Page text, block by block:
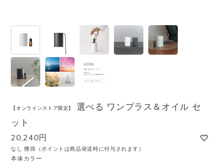
【オンラインストア限定】
選べる ワンプラス＆オイル セ
ット
20,240円
なし 獲得（ポイントは商品発送時に付与されます）
本体カラー